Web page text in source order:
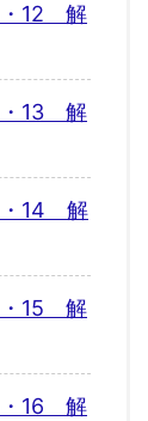
・12 解
・13 解
・14 解
・15 解
・16 解